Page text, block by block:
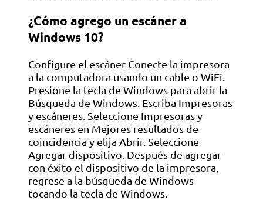
¿Cómo agrego un escáner a
Windows 10?
Configure el escáner Conecte la impresora
a la computadora usando un cable o WiFi.
Presione la tecla de Windows para abrir la
Búsqueda de Windows. Escriba Impresoras
y escáneres. Seleccione Impresoras y
escáneres en Mejores resultados de
coincidencia y elija Abrir. Seleccione
Agregar dispositivo. Después de agregar
con éxito el dispositivo de la impresora,
regrese a la búsqueda de Windows
tocando la tecla de Windows.